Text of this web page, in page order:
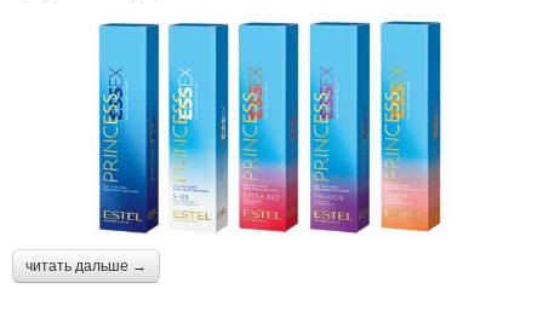
читать дальше →